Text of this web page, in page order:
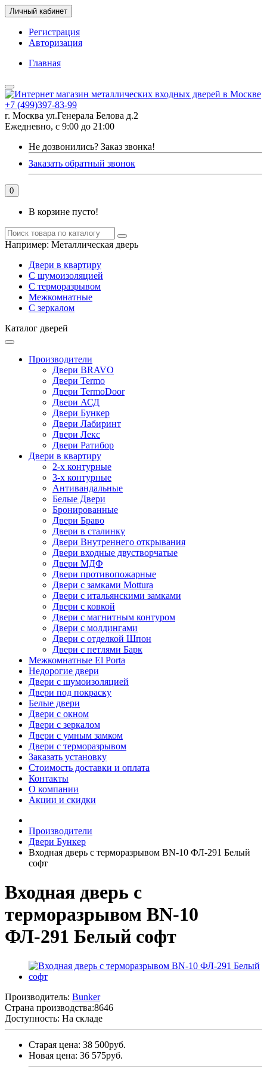
Личный кабинет
Регистрация
Авторизация
Главная
+7 (499)397-83-99
г. Москва ул.Генерала Белова д.2
Ежедневно, с 9:00 до 21:00
Не дозвонились? Заказ звонка!
Заказать обратный звонок
0
В корзине пусто!
Например: Металлическая дверь
Двери в квартиру
С шумоизоляцией
С терморазрывом
Межкомнатные
С зеркалом
Каталог дверей
Производители
Двери BRAVO
Двери Termo
Двери TermoDoor
Двери АСД
Двери Бункер
Двери Лабиринт
Двери Лекс
Двери Ратибор
Двери в квартиру
2-х контурные
3-х контурные
Антивандальные
Белые Двери
Бронированные
Двери Браво
Двери в сталинку
Двери Внутреннего открывания
Двери входные двустворчатые
Двери МДФ
Двери противопожарные
Двери с замками Mottura
Двери с итальянскими замками
Двери с ковкой
Двери с магнитным контуром
Двери с молдингами
Двери с отделкой Шпон
Двери с петлями Барк
Межкомнатные El Porta
Недорогие двери
Двери с шумоизоляцией
Двери под покраску
Белые двери
Двери с окном
Двери с зеркалом
Двери с умным замком
Двери с терморазрывом
Заказать установку
Стоимость доставки и оплата
Контакты
О компании
Акции и скидки
Производители
Двери Бункер
Входная дверь с терморазрывом BN-10 ФЛ-291 Белый
софт
Входная дверь с
терморазрывом BN-10
ФЛ-291 Белый софт
Производитель: Bunker
Страна производства:8646
Доступность: На складе
Старая цена: 38 500руб.
Новая цена: 36 575руб.